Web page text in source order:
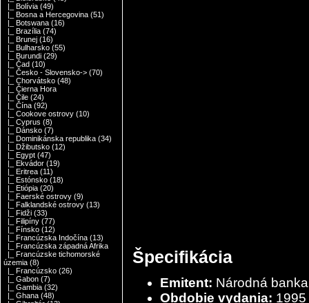
|_ Bolívia (49)
|_ Bosna a Hercegovina (51)
|_ Botswana (16)
|_ Brazília (74)
|_ Brunej (16)
|_ Bulharsko (55)
|_ Burundi (29)
|_ Čad (10)
|_ Česko - Slovensko-> (70)
|_ Chorvátsko (48)
|_ Čierna Hora
|_ Čile (24)
|_ Čína (92)
|_ Cookove ostrovy (10)
|_ Cyprus (8)
|_ Dánsko (7)
|_ Dominikánska republika (34)
|_ Džibutsko (12)
|_ Egypt (47)
|_ Ekvádor (19)
|_ Eritrea (11)
|_ Estónsko (18)
|_ Etiópia (20)
|_ Faerské ostrovy (9)
|_ Falklandské ostrovy (13)
|_ Fidži (33)
|_ Filipíny (77)
|_ Fínsko (12)
|_ Francúzska Indočína (13)
|_ Francúzska západná Afrika
|_ Francúzske tichomorské
územia (8)
|_ Francúzsko (26)
|_ Gabon (7)
|_ Gambia (32)
|_ Ghana (48)
Špecifikácia
Emitent: Národná
Obdobie vydania: 1995